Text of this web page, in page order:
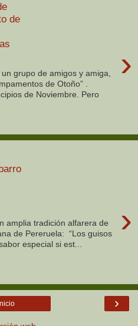
de
›
grupo de amigos y amiga,
de Otoño” .
de Noviembre. Pero
›
amplia tradición alfarera de
de Pereruela: “Los guisos
especial si est...
›